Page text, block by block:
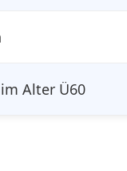
Alter Ü60